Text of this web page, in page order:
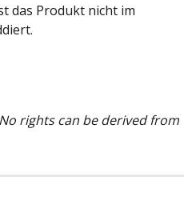
das Produkt nicht im
rights can be derived from